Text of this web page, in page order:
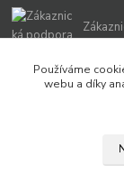
Používáme
webu a díky